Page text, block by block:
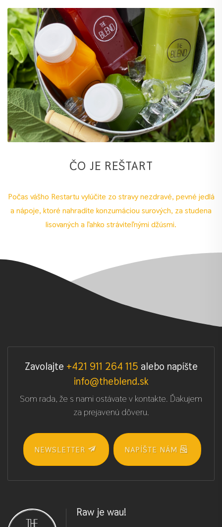
ČO JE REŠTART
Počas vášho Restartu vylúčite zo stravy nezdravé, pevné jedlá
a nápoje, ktoré nahradíte konzumáciou surových, za studena
lisovaných a ľahko stráviteľnými džúsmi.
Zavolajte +421 911 264 115 alebo napíšte
info@theblend.sk
Som rada, že s nami ostávate v kontakte. Ďakujem
za prejavenú dôveru.
NEWSLETTER NAPÍŠTE NÁM
Raw je wau!